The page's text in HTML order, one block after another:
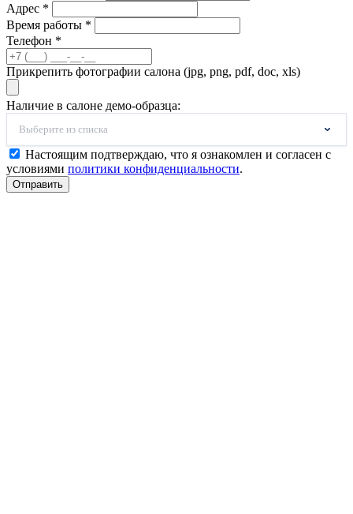
Адрес *
Время работы *
Телефон *
Прикрепить фотографии салона (jpg, png, pdf, doc, xls)
Наличие в салоне демо-образца:
Выберите из списка
Настоящим подтверждаю, что я ознакомлен и согласен с
условиями политики конфиденциальности.
Отправить